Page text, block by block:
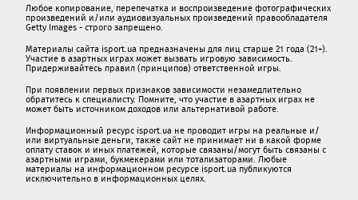
Любое копирование, перепечатка и воспроизведение фотографических
произведений и/или аудиовизуальных произведений правообладателя
Getty Images - строго запрещено.
Материалы сайта isport.ua предназначены для лиц старше 21 года (21+).
Участие в азартных играх может вызвать игровую зависимость.
Придерживайтесь правил (принципов) ответственной игры.
При появлении первых признаков зависимости незамедлительно
обратитесь к специалисту. Помните, что участие в азартных играх не
может быть источником доходов или альтернативой работе.
Информационный ресурс isport.ua не проводит игры на реальные и/
или виртуальные деньги, также сайт не принимает ни в какой форме
oплaту ставок и иных платежей, которые связаны/могут быть связаны c
азартными игрaми, букмекерами или тотализаторами. Любые
материалы на информационном ресурсе isport.ua публикуютcя
исключительно в информационных целях.